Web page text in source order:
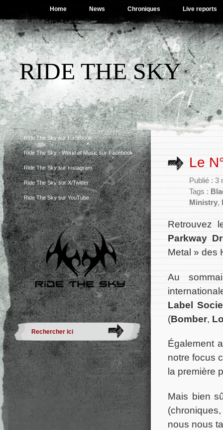
Home News Chroniques Live reports
RIDE THE SKY
Ride The Sky sur Facebook
Ride The Sky - World of Music sur Facebook
Ride The Sky sur Instagram
Ride The Sky sur X/Twitter
Ride The Sky sur YouTube
Le
Publié : 3
Tags :
Ministry,
Retrouvez
Parkway
Metal » des
Au
Label
(Bomber,
Également
notre focus
la première
Mais bien
nous nous